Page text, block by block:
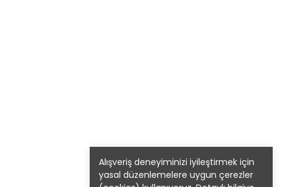
Alışveriş deneyiminizi iyileştirmek için
yasal düzenlemelere uygun çerezler